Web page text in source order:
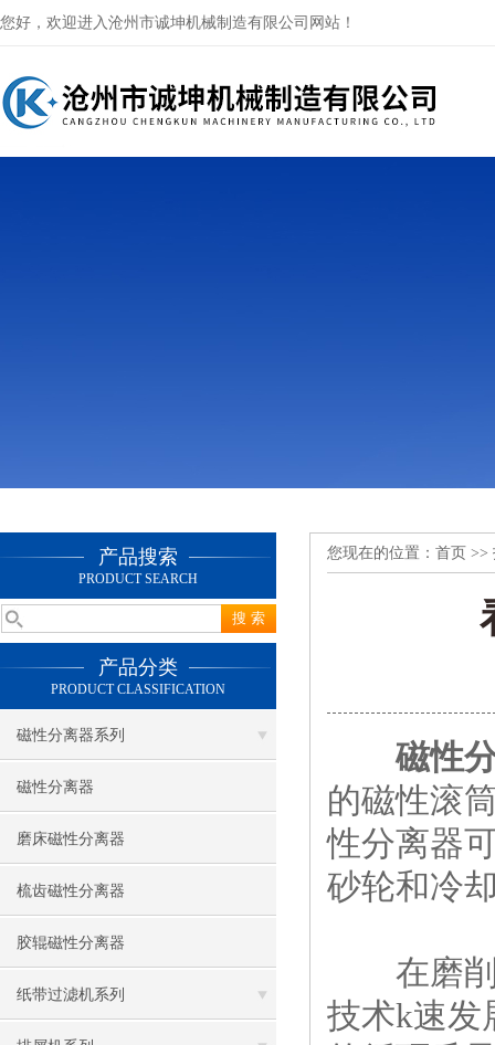
您好，欢迎进入沧州市诚坤机械制造有限公司网站！
产品搜索
PRODUCT SEARCH
产品分类
PRODUCT CLASSIFICATION
磁性分离器系列
磁性分离器
磨床磁性分离器
梳齿磁性分离器
胶辊磁性分离器
纸带过滤机系列
您现在的位置： 首页 >>
磁性
的磁性滚
性分离器
砂轮和冷
在磨削
技术k速发